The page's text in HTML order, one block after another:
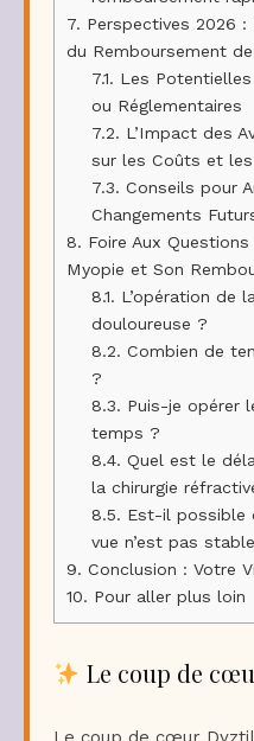
7. Perspectives 2026 :
du Remboursement
7.1. Les
ou Réglementaires
7.2. L’Impact des
sur les Coûts et les
7.3. Conseils pour
Changements
8. Foire Aux Questions
Myopie et Son
8.1. L’opération de
douloureuse ?
8.2. Combien de
?
8.3. Puis-je opérer
temps ?
8.4. Quel est le
la chirurgie
8.5. Est-il possible
vue n’est pas
9. Conclusion : Votre
10. Pour aller plus loin
Le coup de